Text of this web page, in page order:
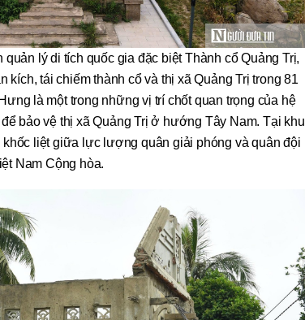
lý di tích quốc gia đặc biệt Thành cổ Quảng Trị,
kích, tái chiếm thành cổ và thị xã Quảng Trị trong 81
là một trong những vị trí chốt quan trọng của hệ
bảo vệ thị xã Quảng Trị ở hướng Tây Nam. Tại khu
liệt giữa lực lượng quân giải phóng và quân đội
Nam Cộng hòa.